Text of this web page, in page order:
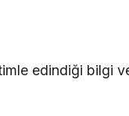
edindiği bilgi